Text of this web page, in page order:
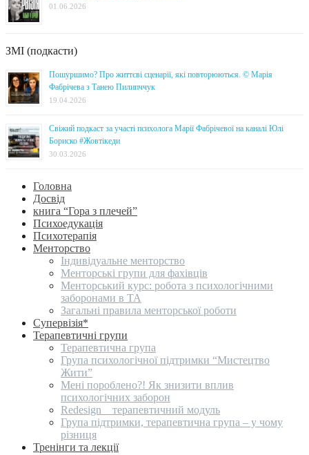
01.06.2026
ЗМІ (подкасти)
Пошуршимо? Про життєві сценарії, які повторюються. © Марія
Фабрічева з Танею Пилипччук
19.04.2026
Свіжий подкаст за участі психолога Марії Фабрічевої на каналі Юлі
Бориско #Жовтікеди
30.03.2026
Головна
Досвід
книга “Гора з плечей”
Психоедукація
Психотерапія
Менторство
Індивідуальне менторство
Менторські групи для фахівців
Менторський курс: робота з психологічними
заборонами в ТА
Загальні правила менторської роботи
Супервізія*
Терапевтичні групи
Терапевтична група
Група психологічної підтримки “Мистецтво
Жити”
Мені пороблено?! Як знизити вплив
психологічних заборон
Redesign _ терапевтичний модуль
Група підтримки, терапевтична група – у чому
різниця
Тренінги та лекції